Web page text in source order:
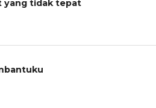
yang tidak tepat